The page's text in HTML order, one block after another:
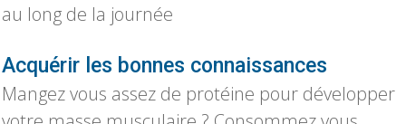
au long de la journée
Acquérir les bonnes connaissances
Mangez vous assez de protéine pour développer